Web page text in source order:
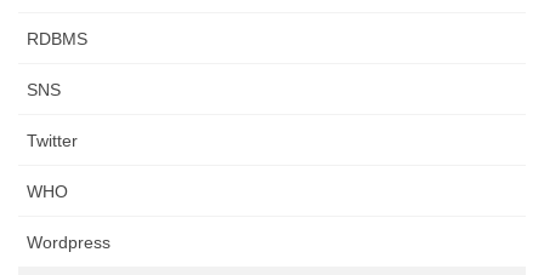
RDBMS
SNS
Twitter
WHO
Wordpress